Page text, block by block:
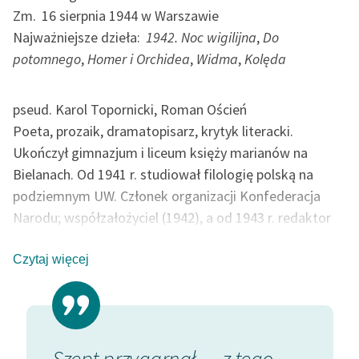
Ręce pełne poezji
Kolekcje edukacyjne
twórców przechodzących
Starego Testamentu
Odkurzamy bohaterów
Szkoła Poezji Wolnych
Lektur
Kontakt
O projekcie
Zm. 16 sierpnia 1944 w Warszawie
Najważniejsze dzieła: 1942. Noc wigilijna,Do
potomnego,Homer i Orchidea, Widma,Kolęda
pseud. Karol Topornicki, Roman Oścień
Poeta, prozaik, dramatopisarz, krytyk literacki.
Ukończył gimnazjum i liceum księży marianów na
Bielanach. Od 1941 r. studiował filologię polską na
podziemnym UW. Członek organizacji Konfederacja
Narodu; współzałożyciel (1942), a od 1943 r. redaktor
Naród”. Żołnierz AK; brał udział w akcji składania
wieńca pod pomnikiem Kopernika (25 maja 1943 r.).
Zginął w powstaniu warszawskim wraz z Zdzisławem
Stroińskim na Starym Mieście.
Otrzymał nagrodę na podziemnym konkursie
Czytaj więcej